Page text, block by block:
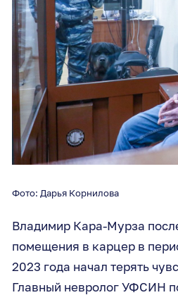
Фото: Дарья Корнилова
Владимир Кара-Мурза
помещения в карцер в
2023 года начал терять
Главный невролог УФСИН